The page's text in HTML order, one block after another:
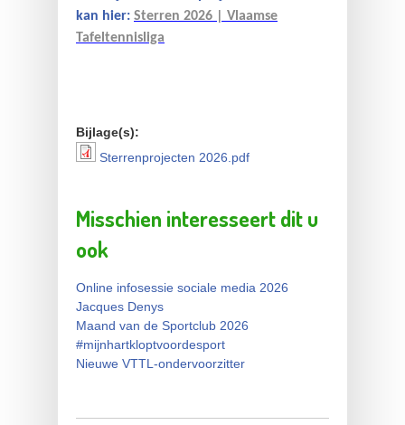
kan hier: Sterren 2026 | Vlaamse
Tafeltennisliga
Bijlage(s):
Sterrenprojecten 2026.pdf
Sterrenprojecten 2026.pdf
Misschien interesseert dit u
ook
Online infosessie sociale media 2026
Jacques Denys
Maand van de Sportclub 2026
#mijnhartkloptvoordesport
Nieuwe VTTL-ondervoorzitter